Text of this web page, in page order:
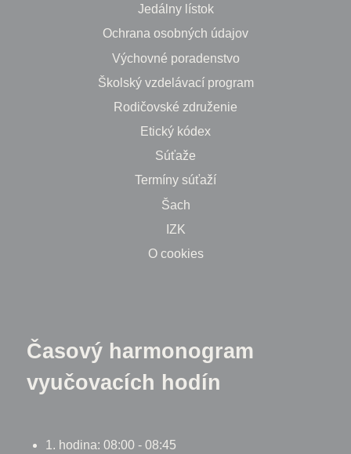
Jedálny lístok
Ochrana osobných údajov
Výchovné poradenstvo
Školský vzdelávací program
Rodičovské združenie
Etický kódex
Súťaže
Termíny súťaží
Šach
IZK
O cookies
Časový harmonogram
vyučovacích hodín
1. hodina: 08:00 - 08:45